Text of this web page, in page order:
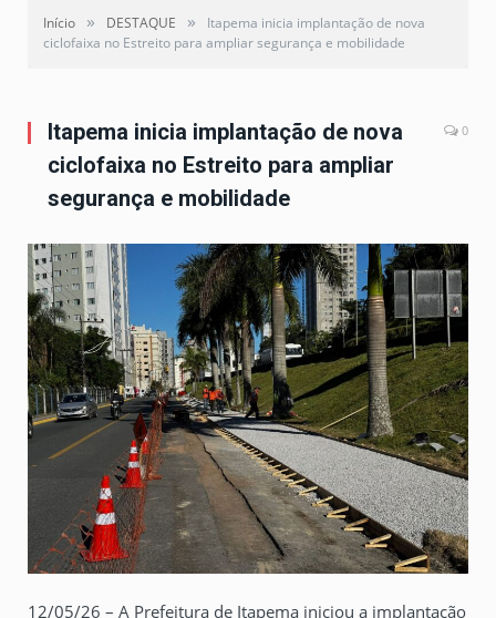
Início » DESTAQUE »
Itapema inicia implantação de nova
ciclofaixa no Estreito para ampliar segurança e mobilidade
Itapema inicia implantação de nova
ciclofaixa no Estreito para ampliar
segurança e mobilidade
0
12/05/26 – A Prefeitura de Itapema iniciou a implantação